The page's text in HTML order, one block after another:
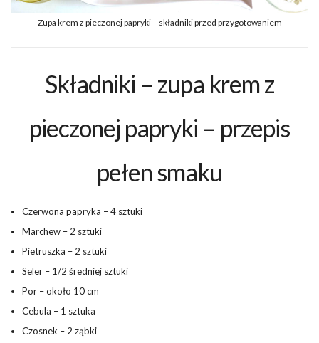
Zupa krem z pieczonej papryki – składniki przed przygotowaniem
Składniki – zupa krem z
pieczonej papryki – przepis
pełen smaku
Czerwona papryka – 4 sztuki
Marchew – 2 sztuki
Pietruszka – 2 sztuki
Seler – 1/2 średniej sztuki
Por – około 10 cm
Cebula – 1 sztuka
Czosnek – 2 ząbki